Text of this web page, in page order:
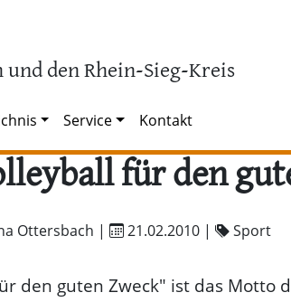
den Rhein-Sieg-Kreis
Service Kontakt
für den
Ottersbach | 21.02.2010 | Sport
den guten Zweck" ist das Motto